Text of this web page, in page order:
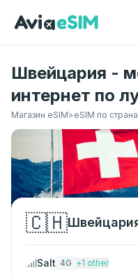
Швейцария -
интернет по
Магазин eSIM>eSIM по
🇨🇭
Salt 4G +1 other